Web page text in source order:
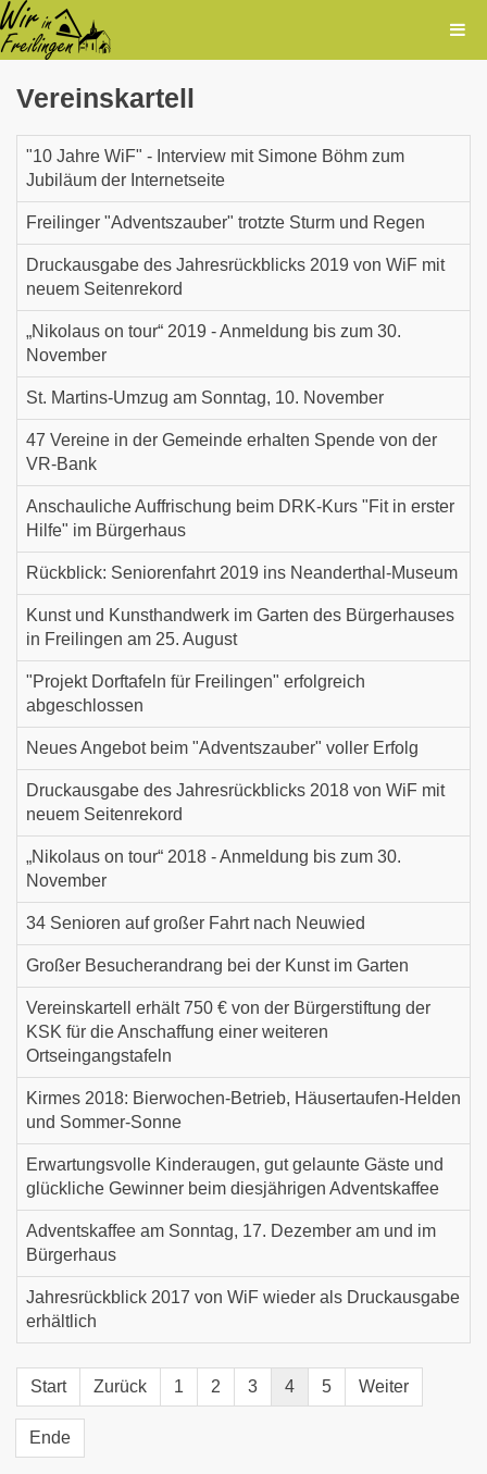
Vereinskartell
"10 Jahre WiF" - Interview mit Simone Böhm zum
Jubiläum der Internetseite
Freilinger "Adventszauber" trotzte Sturm und Regen
Druckausgabe des Jahresrückblicks 2019 von WiF mit
neuem Seitenrekord
„Nikolaus on tour“ 2019 - Anmeldung bis zum 30.
November
St. Martins-Umzug am Sonntag, 10. November
47 Vereine in der Gemeinde erhalten Spende von der
VR-Bank
Anschauliche Auffrischung beim DRK-Kurs "Fit in erster
Hilfe" im Bürgerhaus
Rückblick: Seniorenfahrt 2019 ins Neanderthal-Museum
Kunst und Kunsthandwerk im Garten des Bürgerhauses
in Freilingen am 25. August
"Projekt Dorftafeln für Freilingen" erfolgreich
abgeschlossen
Neues Angebot beim "Adventszauber" voller Erfolg
Druckausgabe des Jahresrückblicks 2018 von WiF mit
neuem Seitenrekord
„Nikolaus on tour“ 2018 - Anmeldung bis zum 30.
November
34 Senioren auf großer Fahrt nach Neuwied
Großer Besucherandrang bei der Kunst im Garten
Vereinskartell erhält 750 € von der Bürgerstiftung der
KSK für die Anschaffung einer weiteren
Ortseingangstafeln
Kirmes 2018: Bierwochen-Betrieb, Häusertaufen-Helden
und Sommer-Sonne
Erwartungsvolle Kinderaugen, gut gelaunte Gäste und
glückliche Gewinner beim diesjährigen Adventskaffee
Adventskaffee am Sonntag, 17. Dezember am und im
Bürgerhaus
Jahresrückblick 2017 von WiF wieder als Druckausgabe
erhältlich
Start Zurück 1 2 3 4 5 Weiter
Ende